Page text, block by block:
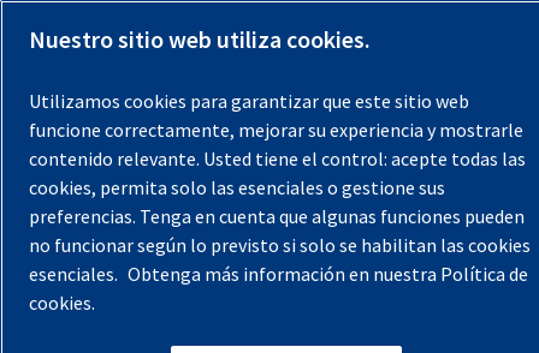
Nuestro sitio web utiliza cookies.
Utilizamos cookies para garantizar que este sitio web
funcione correctamente, mejorar su experiencia y mostrarle
contenido relevante. Usted tiene el control: acepte todas las
cookies, permita solo las esenciales o gestione sus
preferencias. Tenga en cuenta que algunas funciones pueden
no funcionar según lo previsto si solo se habilitan las cookies
esenciales. Obtenga más información en nuestra Política de
cookies.